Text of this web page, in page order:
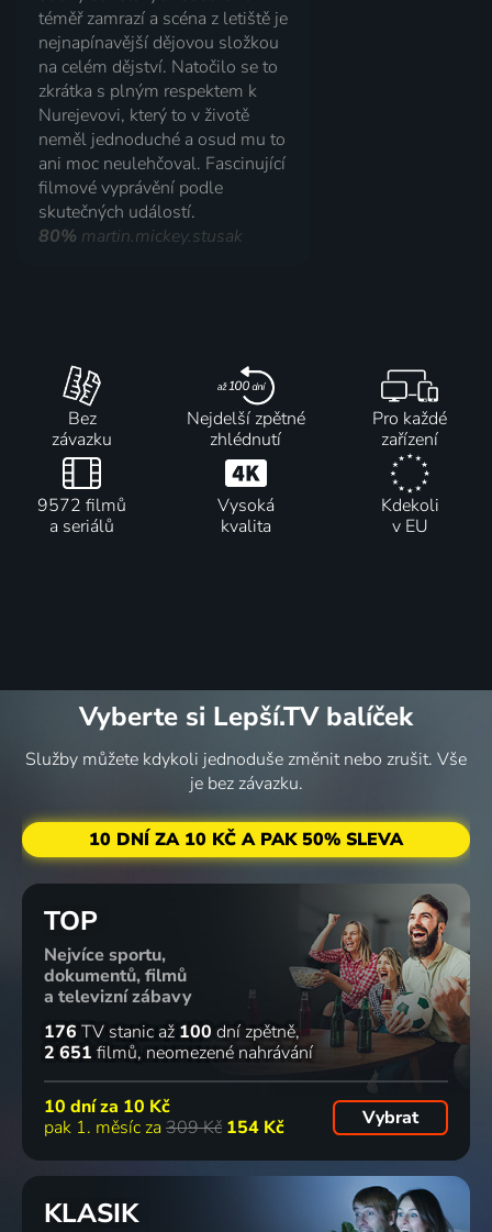
téměř zamrazí a scéna z letiště je
nejnapínavější dějovou složkou
na celém dějství. Natočilo se to
zkrátka s plným respektem k
Nurejevovi, který to v životě
neměl jednoduché a osud mu to
ani moc neulehčoval. Fascinující
filmové vyprávění podle
skutečných událostí.
80% martin.mickey.stusak
Bez
závazku
Nejdelší zpětné
zhlédnutí
Pro každé
zařízení
9572 filmů
a seriálů
Vysoká
kvalita
Kdekoli
v EU
Vyberte si Lepší.TV balíček
Služby můžete kdykoli jednoduše změnit nebo zrušit. Vše
je bez závazku.
10 DNÍ ZA 10 KČ A PAK 50% SLEVA
TOP
Nejvíce sportu,
dokumentů, filmů
a televizní zábavy
176 TV stanic až 100 dní zpětně
2 651 filmů neomezené nahrávání
10 dní za 10 Kč
pak 1. měsíc za 309 Kč 154 Kč Vybrat
KLASIK